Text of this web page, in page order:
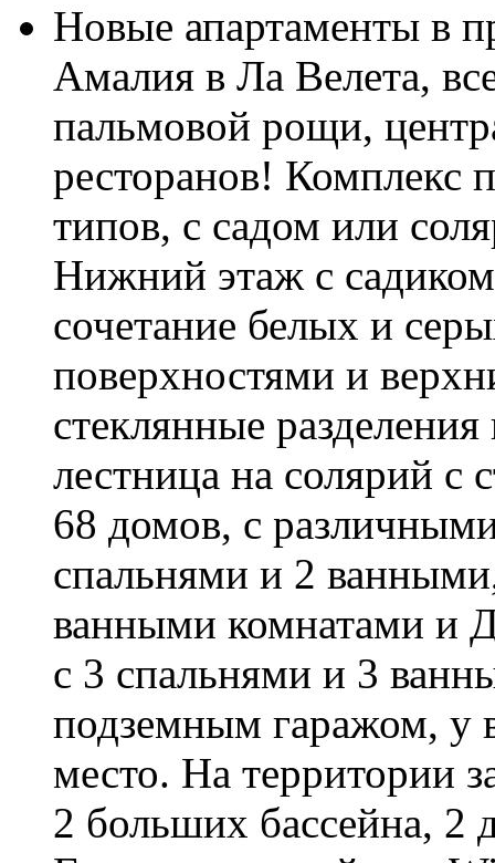
Новые апартаменты в
Амалия в Ла Велета,
пальмовой рощи,
ресторанов! Комплекс
типов, с садом или
Нижний этаж с
сочетание белых и
поверхностями и
стеклянные
лестница на солярий с
68 домов, с
спальнями и 2
ванными комнатами и
с 3 спальнями и 3
подземным гаражом, у
место. На территории
2 больших бассейна, 2